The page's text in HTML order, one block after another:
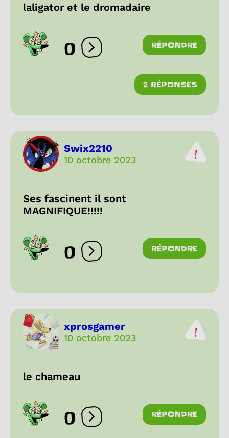
laligator et le dromadaire
0 Ouvrir les réactions
RÉPONDRE
2 RÉPONSES
Swix2210
10 octobre 2023
Ses fascinent il sont
MAGNIFIQUE!!!!!
0 Ouvrir les réactions
RÉPONDRE
xprosgamer
10 octobre 2023
le chameau
0 Ouvrir les réactions
RÉPONDRE